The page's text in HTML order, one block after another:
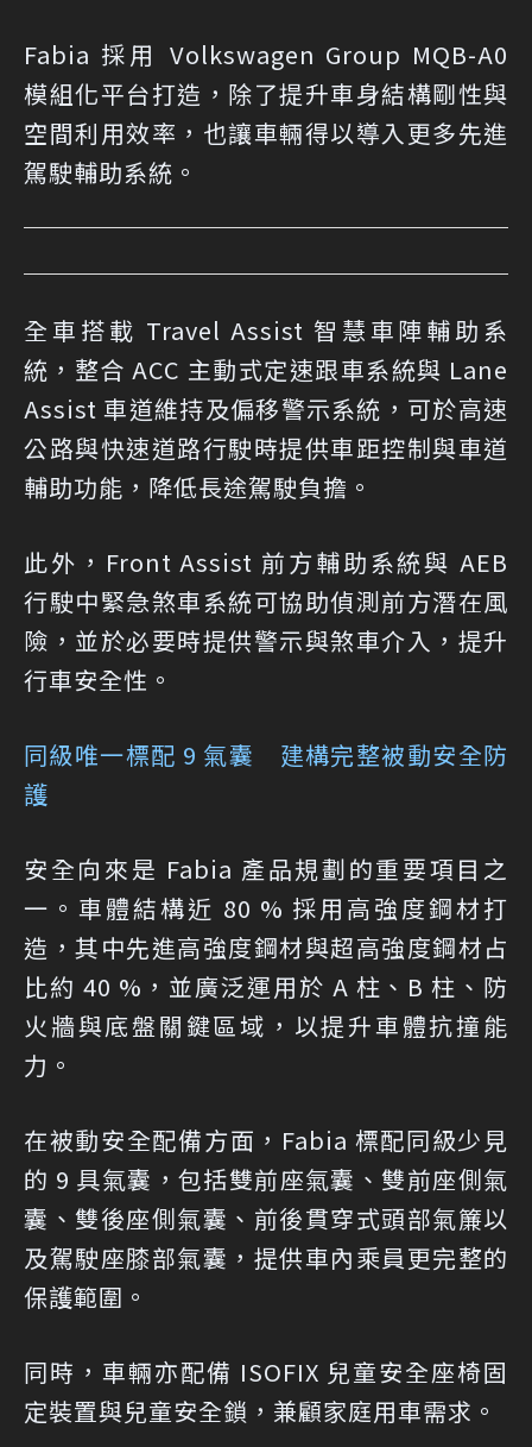
Fabia 採用 Volkswagen Group MQB-A0
模組化平台打造，除了提升車身結構剛性與
空間利用效率，也讓車輛得以導入更多先進
駕駛輔助系統。
全車搭載 Travel Assist 智慧車陣輔助系
統，整合 ACC 主動式定速跟車系統與 Lane
Assist 車道維持及偏移警示系統，可於高速
公路與快速道路行駛時提供車距控制與車道
輔助功能，降低長途駕駛負擔。
此外，Front Assist 前方輔助系統與 AEB
行駛中緊急煞車系統可協助偵測前方潛在風
險，並於必要時提供警示與煞車介入，提升
行車安全性。
同級唯一標配 9 氣囊 建構完整被動安全防
護
安全向來是 Fabia 產品規劃的重要項目之
一。車體結構近 80 % 採用高強度鋼材打
造，其中先進高強度鋼材與超高強度鋼材占
比約 40 %，並廣泛運用於 A 柱、B 柱、防
火牆與底盤關鍵區域，以提升車體抗撞能
力。
在被動安全配備方面，Fabia 標配同級少見
的 9 具氣囊，包括雙前座氣囊、雙前座側氣
囊、雙後座側氣囊、前後貫穿式頭部氣簾以
及駕駛座膝部氣囊，提供車內乘員更完整的
保護範圍。
同時，車輛亦配備 ISOFIX 兒童安全座椅固
定裝置與兒童安全鎖，兼顧家庭用車需求。